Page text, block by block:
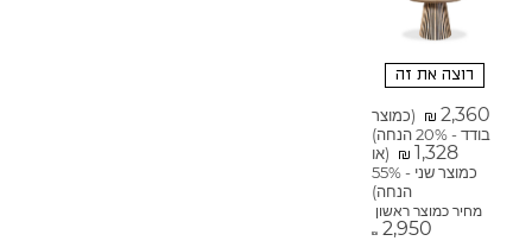
רוצה את זה
₪ 2,360
(כמוצר
בודד - 20% הנחה)
₪ 1,328
(או
כמוצר שני - 55%
הנחה)
מחיר כמוצר ראשון
₪ 2,950